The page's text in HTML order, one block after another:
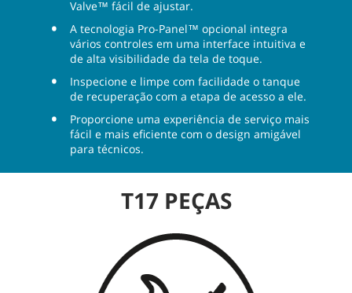
Valve™ fácil de ajustar.
A tecnologia Pro-Panel™ opcional integra
vários controles em uma interface intuitiva e
de alta visibilidade da tela de toque.
Inspecione e limpe com facilidade o tanque
de recuperação com a etapa de acesso a ele.
Proporcione uma experiência de serviço mais
fácil e mais eficiente com o design amigável
para técnicos.
T17 PEÇAS